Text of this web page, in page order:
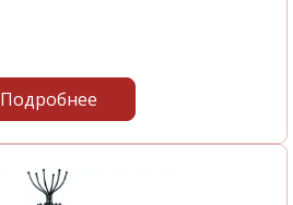
Подробнее